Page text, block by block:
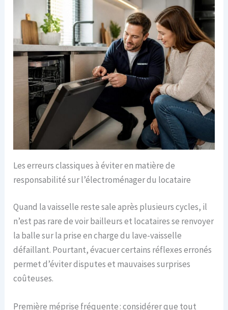
Les erreurs classiques à éviter en matière de
responsabilité sur l’électroménager du locataire
Quand la vaisselle reste sale après plusieurs cycles, il
n’est pas rare de voir bailleurs et locataires se renvoyer
la balle sur la prise en charge du lave-vaisselle
défaillant. Pourtant, évacuer certains réflexes erronés
permet d’éviter disputes et mauvaises surprises
coûteuses.
Première méprise fréquente : considérer que tout